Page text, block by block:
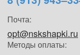
Почта:
opt@nskshapki.ru
Методы оплаты: